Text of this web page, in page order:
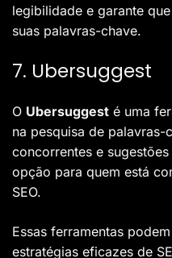
legibilidade e garante
suas palavras-chave.
7. Ubersuggest
O Ubersuggest é uma
na pesquisa de palavras-
concorrentes e
opção para quem está
SEO.
Essas ferramentas
estratégias eficazes de